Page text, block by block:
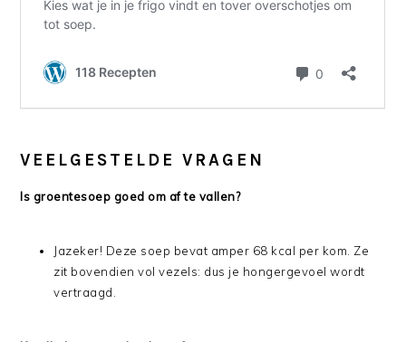
VEELGESTELDE VRAGEN
Is groentesoep goed om af te vallen?
Jazeker! Deze soep bevat amper 68 kcal per kom. Ze
zit bovendien vol vezels: dus je hongergevoel wordt
vertraagd.